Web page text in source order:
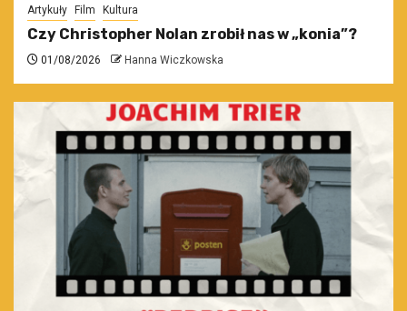
Artykuły Film Kultura
Czy Christopher Nolan zrobił nas w „konia”?
01/08/2026 Hanna Wiczkowska